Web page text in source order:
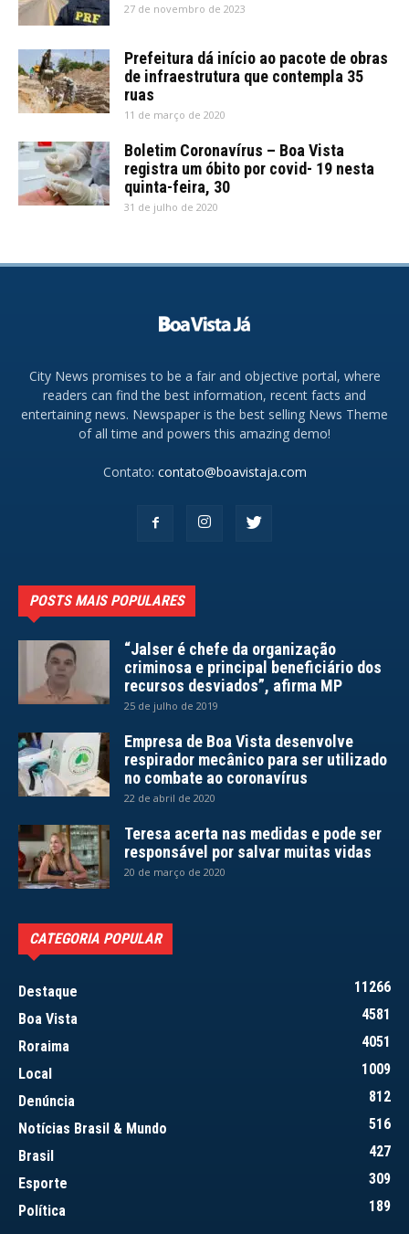
27 de novembro de 2023
Prefeitura dá início ao pacote de obras
de infraestrutura que contempla 35
ruas
11 de março de 2020
Boletim Coronavírus – Boa Vista
registra um óbito por covid- 19 nesta
quinta-feira, 30
31 de julho de 2020
City News promises to be a fair and objective portal, where
readers can find the best information, recent facts and
entertaining news. Newspaper is the best selling News Theme
of all time and powers this amazing demo!
Contato: contato@boavistaja.com
POSTS MAIS POPULARES
“Jalser é chefe da organização
criminosa e principal beneficiário dos
recursos desviados”, afirma MP
25 de julho de 2019
Empresa de Boa Vista desenvolve
respirador mecânico para ser utilizado
no combate ao coronavírus
22 de abril de 2020
Teresa acerta nas medidas e pode ser
responsável por salvar muitas vidas
20 de março de 2020
CATEGORIA POPULAR
Destaque
11266
Boa Vista
4581
Roraima
4051
Local
1009
Denúncia
812
Notícias Brasil & Mundo
516
Brasil
427
Esporte
309
Política
189